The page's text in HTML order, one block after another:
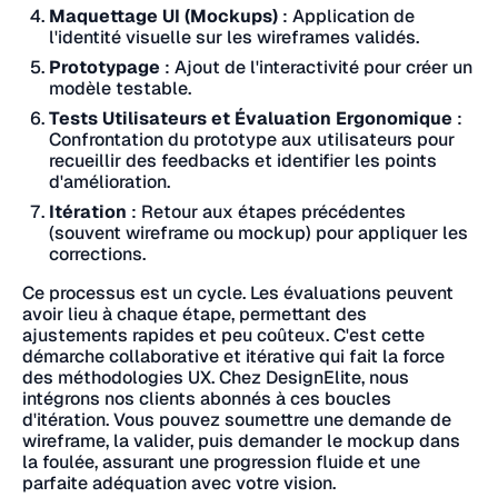
Maquettage UI (Mockups) : Application de
l'identité visuelle sur les wireframes validés.
Prototypage : Ajout de l'interactivité pour créer un
modèle testable.
Tests Utilisateurs et Évaluation Ergonomique :
Confrontation du prototype aux utilisateurs pour
recueillir des feedbacks et identifier les points
d'amélioration.
Itération : Retour aux étapes précédentes
(souvent wireframe ou mockup) pour appliquer les
corrections.
Ce processus est un cycle. Les évaluations peuvent
avoir lieu à chaque étape, permettant des
ajustements rapides et peu coûteux. C'est cette
démarche collaborative et itérative qui fait la force
des méthodologies UX. Chez DesignElite, nous
intégrons nos clients abonnés à ces boucles
d'itération. Vous pouvez soumettre une demande de
wireframe, la valider, puis demander le mockup dans
la foulée, assurant une progression fluide et une
parfaite adéquation avec votre vision.